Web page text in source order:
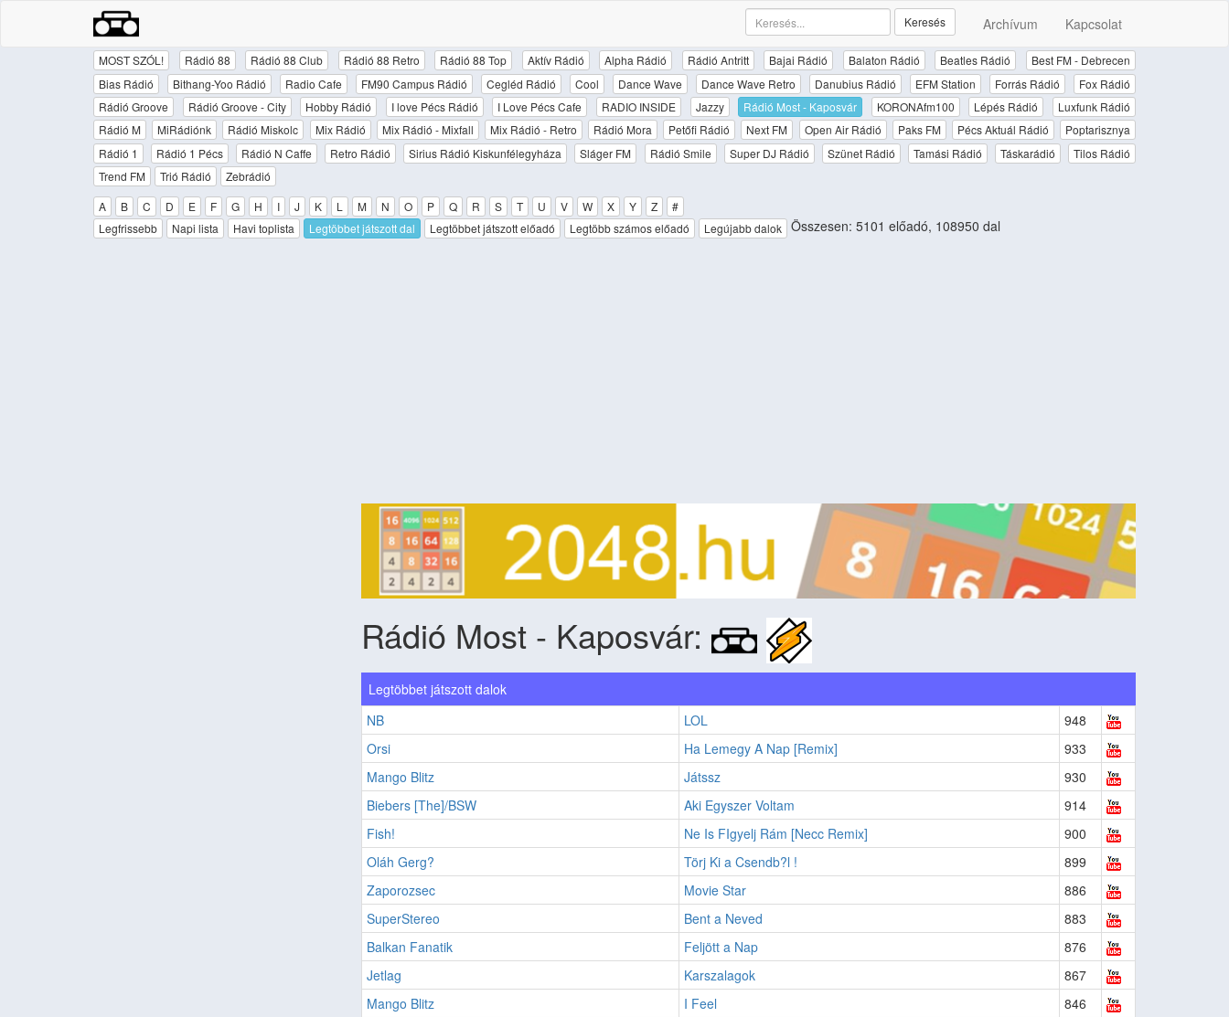
Archívum Kapcsolat
Keresés
MOST SZÓL! Rádió 88 Rádió 88 Club Rádió 88 Retro Rádió 88 Top Aktív Rádió Alpha Rádió Rádió Antritt Bajai Rádió Balaton Rádió Beatles Rádió
Best FM - Debrecen
Bias Rádió
Bithang-Yoo Rádió Radio Cafe FM90 Campus Rádió Cegléd Rádió Cool Dance Wave Dance Wave Retro Danubius Rádió EFM Station Forrás Rádió
Fox Rádió
Rádió Groove
Rádió Groove - City Hobby Rádió I love Pécs Rádió I Love Pécs Cafe RADIO INSIDE Jazzy Rádió Most - Kaposvár KORONAfm100 Lépés Rádió
Luxfunk Rádió
Rádió M
MiRádiónk Rádió Miskolc Mix Rádió Mix Rádió - Mixfall Mix Rádió - Retro Rádió Mora Petőfi Rádió Next FM Open Air Rádió Paks FM Pécs Aktuál Rádió
Poptarisznya
Rádió 1
Rádió 1 Pécs Rádió N Caffe Retro Rádió Sirius Rádió Kiskunfélegyháza Sláger FM Rádió Smile Super DJ Rádió Szünet Rádió Tamási Rádió Táskarádió
Tilos Rádió
Trend FM
Trió Rádió
Zebrádió
A
B C D E F G H I J K L M N O P Q R S T U V W X Y Z
#
Legfrissebb
Napi lista Havi toplista Legtöbbet játszott dal Legtöbbet játszott előadó Legtöbb számos előadó Legújabb dalok Összesen: 5101 előadó, 108950 dal
Rádió Most - Kaposvár:
Legtöbbet játszott dalok
NB
LOL
948
Orsi
Ha Lemegy A Nap [Remix]
933
Mango Blitz
Játssz
930
Biebers [The]/BSW
Aki Egyszer Voltam
914
Fish!
Ne Is FIgyelj Rám [Necc Remix]
900
Oláh Gerg?
Törj Ki a Csendb?l !
899
Zaporozsec
Movie Star
886
SuperStereo
Bent a Neved
883
Balkan Fanatik
Feljött a Nap
876
Jetlag
Karszalagok
867
Mango Blitz
I Feel
846